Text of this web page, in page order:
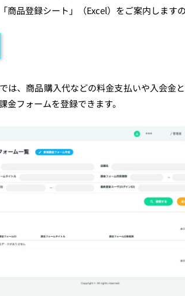
商品登録シート」（Excel）をご案内します
は、商品購入代などの料金支払いや入会金
金フォームを登録できます。